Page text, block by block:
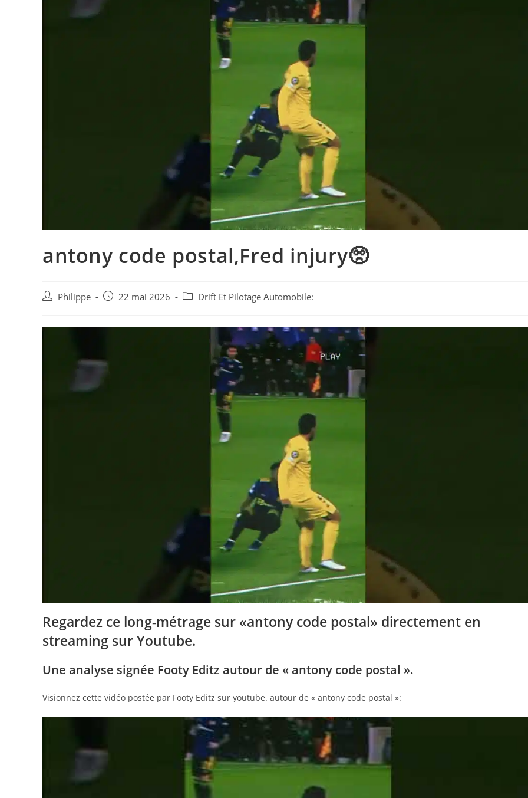
antony code postal,Fred injury🥺
Auteur/autrice
Philippe
Post 22 mai 2026
Post Drift Et Pilotage Automobile:
Regardez ce long-métrage sur «antony code postal» directement en
streaming sur Youtube.
Une analyse signée Footy Editz autour de « antony code postal ».
Visionnez cette vidéo postée par Footy Editz sur youtube. autour de « antony code postal »: